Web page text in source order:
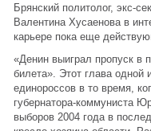
Брянский политолог, экс-
Валентина Хусаенова в
карьере пока еще
«Денин выиграл пропуск в
билета». Этот глава
единороссов в то время,
губернатора-коммуниста
выборов 2004 года в